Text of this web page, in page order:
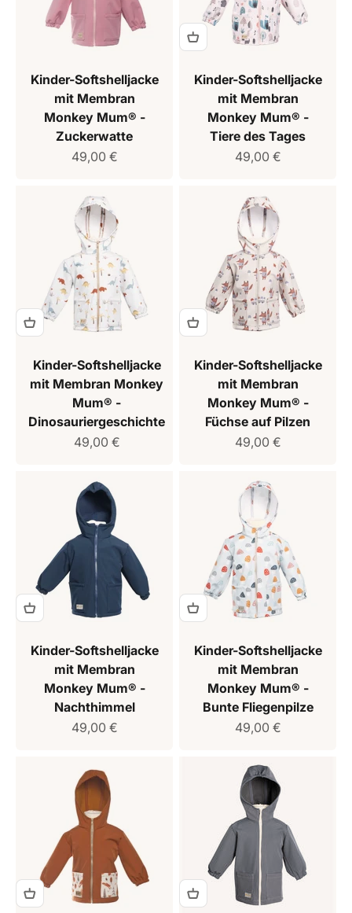
Kinder-Softshelljacke
mit Membran
Monkey Mum® -
Zuckerwatte
Verkaufspreis
49,00 €
Kinder-Softshelljacke
mit Membran
Monkey Mum® -
Tiere des Tages
Verkaufspreis
49,00 €
Kinder-Softshelljacke
mit Membran Monkey
Mum® -
Dinosauriergeschichte
Verkaufspreis
49,00 €
Kinder-Softshelljacke
mit Membran
Monkey Mum® -
Füchse auf Pilzen
Verkaufspreis
49,00 €
Kinder-Softshelljacke
mit Membran
Monkey Mum® -
Nachthimmel
Verkaufspreis
49,00 €
Kinder-Softshelljacke
mit Membran
Monkey Mum® -
Bunte Fliegenpilze
Verkaufspreis
49,00 €